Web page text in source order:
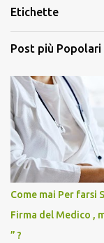
Etichette
Post più Popolari
Come mai Per farsi
Firma del Medico ,
” ?